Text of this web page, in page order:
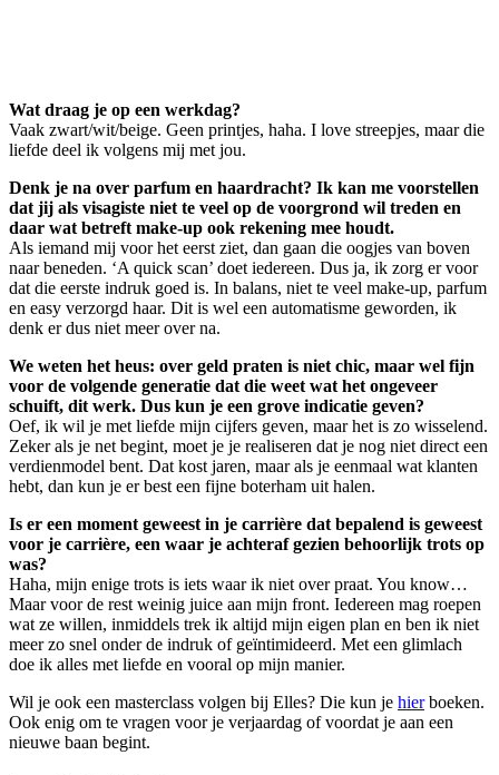
Wat draag je op een werkdag?
Vaak zwart/wit/beige. Geen printjes, haha. I love streepjes, maar die
liefde deel ik volgens mij met jou.
Denk je na over parfum en haardracht? Ik kan me voorstellen
dat jij als visagiste niet te veel op de voorgrond wil treden en
daar wat betreft make-up ook rekening mee houdt.
Als iemand mij voor het eerst ziet, dan gaan die oogjes van boven
naar beneden. ‘A quick scan’ doet iedereen. Dus ja, ik zorg er voor
dat die eerste indruk goed is. In balans, niet te veel make-up, parfum
en easy verzorgd haar. Dit is wel een automatisme geworden, ik
denk er dus niet meer over na.
We weten het heus: over geld praten is niet chic, maar wel fijn
voor de volgende generatie dat die weet wat het ongeveer
schuift, dit werk. Dus kun je een grove indicatie geven?
Oef, ik wil je met liefde mijn cijfers geven, maar het is zo wisselend.
Zeker als je net begint, moet je je realiseren dat je nog niet direct een
verdienmodel bent. Dat kost jaren, maar als je eenmaal wat klanten
hebt, dan kun je er best een fijne boterham uit halen.
Is er een moment geweest in je carrière dat bepalend is geweest
voor je carrière, een waar je achteraf gezien behoorlijk trots op
was?
Haha, mijn enige trots is iets waar ik niet over praat. You know…
Maar voor de rest weinig juice aan mijn front. Iedereen mag roepen
wat ze willen, inmiddels trek ik altijd mijn eigen plan en ben ik niet
meer zo snel onder de indruk of geïntimideerd. Met een glimlach
doe ik alles met liefde en vooral op mijn manier.
Wil je ook een masterclass volgen bij Elles? Die kun je hierboeken.
Ook enig om te vragen voor je verjaardag of voordat je aan een
nieuwe baan begint.